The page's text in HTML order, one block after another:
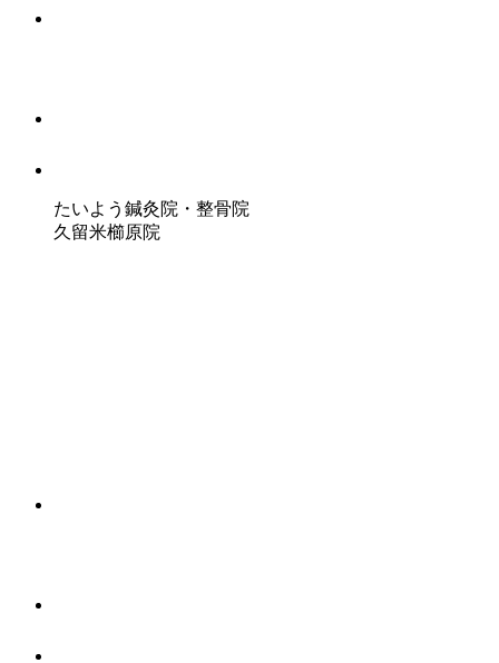
たいよう鍼灸院・整骨院
久留米櫛原院